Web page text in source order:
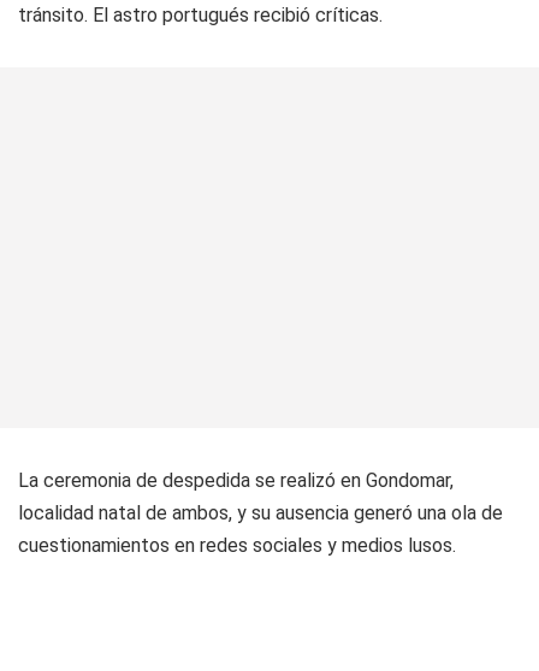
tránsito. El astro portugués recibió críticas.
La ceremonia de despedida se realizó en Gondomar,
localidad natal de ambos, y su ausencia generó una ola de
cuestionamientos en redes sociales y medios lusos.